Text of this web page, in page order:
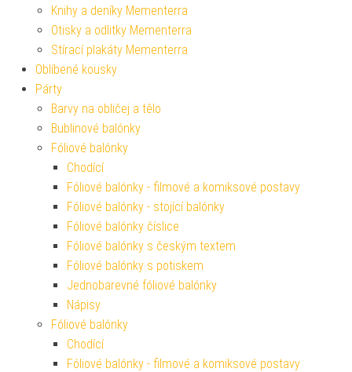
Knihy a deníky Mementerra
Otisky a odlitky Mementerra
Stírací plakáty Mementerra
Oblíbené kousky
Párty
Barvy na obličej a tělo
Bublinové balónky
Fóliové balónky
Chodící
Fóliové balónky - filmové a komiksové postavy
Fóliové balónky - stojící balónky
Fóliové balónky číslice
Fóliové balónky s českým textem
Fóliové balónky s potiskem
Jednobarevné fóliové balónky
Nápisy
Fóliové balónky
Chodící
Fóliové balónky - filmové a komiksové postavy